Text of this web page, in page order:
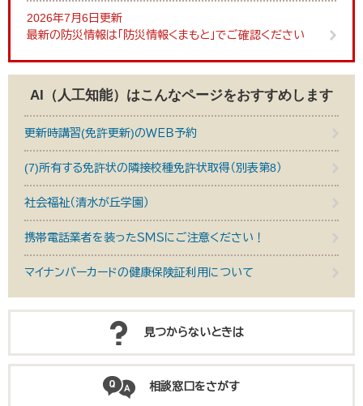
2026年7月6日更新
最新の防災情報は「防災情報くまもと」でご確認ください
AI（人工知能）はこんなページをおすすめします
更新時講習(免許更新)のＷＥＢ予約
(7)所有する免許状の隣接校種免許状取得（別表第8）
社会福祉（清水が丘学園）
携帯電話業者を装ったＳＭＳにご注意ください！
マイナンバーカードの健康保険証利用について
見つからないときは
相談窓口をさがす